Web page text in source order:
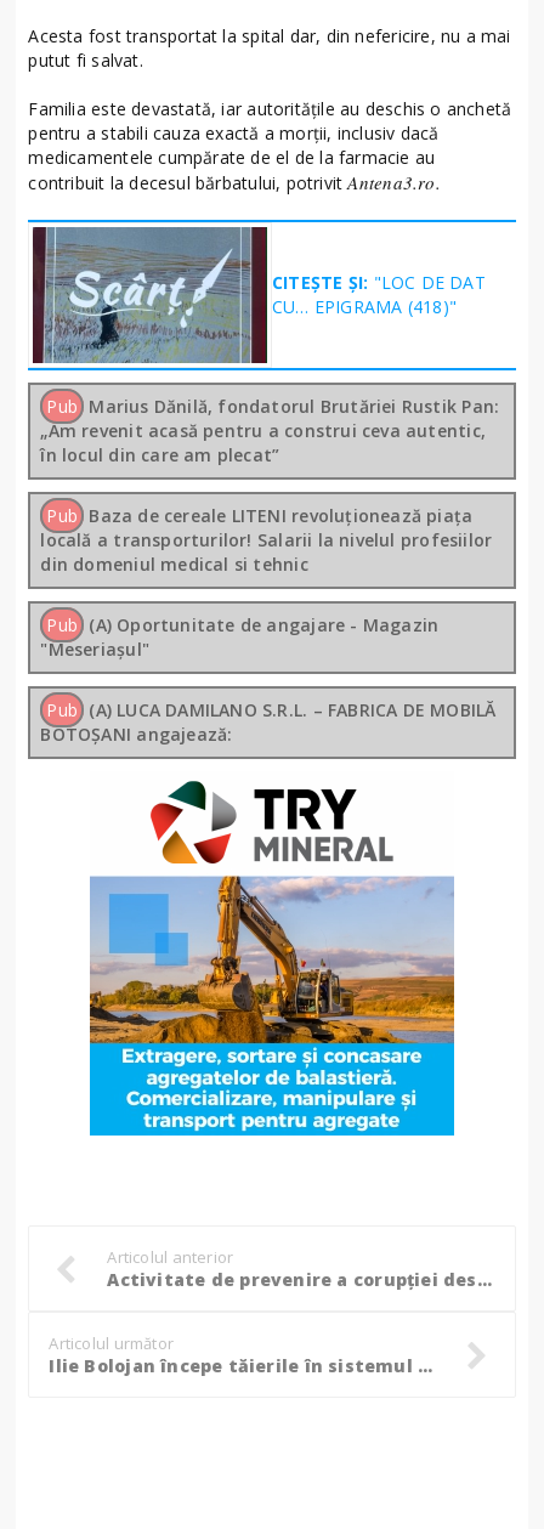
Acesta fost transportat la spital dar, din nefericire, nu a mai
putut fi salvat.
Familia este devastată, iar autoritățile au deschis o anchetă
pentru a stabili cauza exactă a morții, inclusiv dacă
medicamentele cumpărate de el de la farmacie au
contribuit la decesul bărbatului, potrivitAntena3.ro.
CITEȘTE ȘI: "LOC DE DAT
CU… EPIGRAMA (418)"
Pub Marius Dănilă, fondatorul Brutăriei Rustik Pan:
„Am revenit acasă pentru a construi ceva autentic,
în locul din care am plecat”
Pub Baza de cereale LITENI revoluționează piața
locală a transporturilor! Salarii la nivelul profesiilor
din domeniul medical si tehnic
Pub (A) Oportunitate de angajare - Magazin
"Meseriașul"
Pub (A) LUCA DAMILANO S.R.L. – FABRICA DE MOBILĂ
BOTOȘANI angajează:
Articolul anterior
Activitate de prevenire a corupției desfășurată la Inspectoratul Teritorial de Muncă Botoșani!
Articolul următor
Ilie Bolojan începe tăierile în sistemul bugetar